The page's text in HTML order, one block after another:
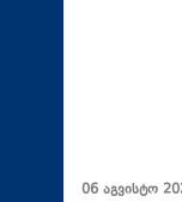
06 აგვისტო